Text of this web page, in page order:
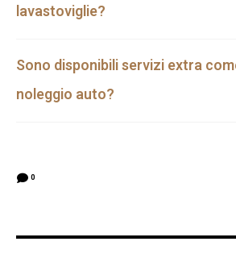
lavastoviglie?
Sono disponibili servizi extra
noleggio auto?
0